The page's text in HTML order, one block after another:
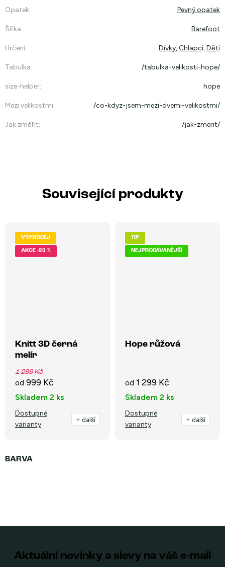
Opatek: Pevný opatek
Šířka: Barefoot
Určení: Dívky,Chlapci,Děti
Tabulka: /tabulka-velikosti-hope/
size-helper: hope
Mezi velikostmi: /co-kdyz-jsem-mezi-dvemi-velikostmi/
Jak změřit: /jak-zmerit/
Související produkty
VÝPRODEJ
-23 %
Knitt 3D černá
melír
1 299 Kč
od 999 Kč
Skladem 2 ks
Dostupné
varianty
+ další
TIP
NEJPRODÁVANĚJŠÍ
Hope růžová
od 1 299 Kč
Skladem 2 ks
Dostupné
varianty
+ další
Aktuální novinky a slevy na váš e-mail